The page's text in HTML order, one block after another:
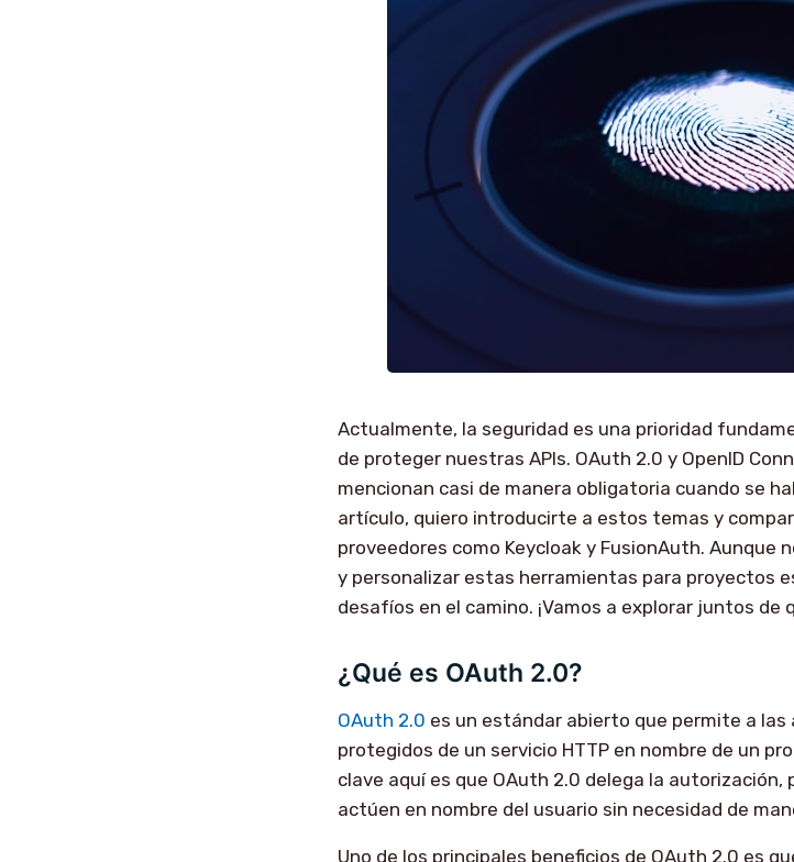
Actualmente, la seguridad es una prioridad
de proteger nuestras APIs. OAuth 2.0 y OpenID
mencionan casi de manera obligatoria cuando se
artículo, quiero introducirte a estos temas y
proveedores como Keycloak y FusionAuth. Aunque
y personalizar estas herramientas para proyectos
desafíos en el camino. ¡Vamos a explorar juntos de
¿Qué es OAuth 2.0?
OAuth 2.0 es un estándar abierto que permite a las
protegidos de un servicio HTTP en nombre de un
clave aquí es que OAuth 2.0 delega la
actúen en nombre del usuario sin necesidad de
Uno de los principales beneficios de OAuth 2.0 es